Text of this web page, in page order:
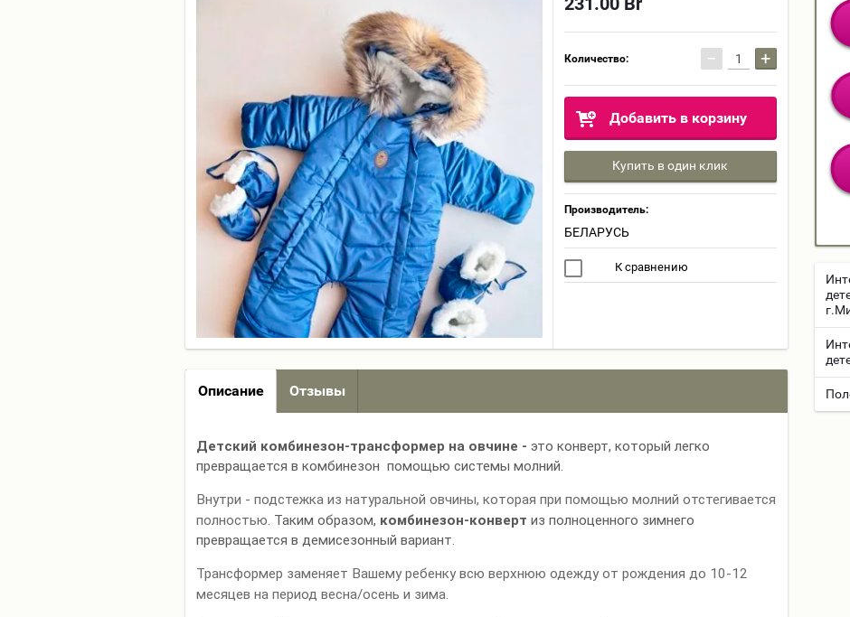
Количество: − +
Добавить в корзину
Купить в один клик
Производитель:
БЕЛАРУСЬ
К сравнению
Описание Отзывы
Детский комбинезон-трансформер на овчине - это конверт, который легко
превращается в комбинезон помощью системы молний.
Внутри - подстежка из натуральной овчины, которая при помощью молний отстегивается
полностью. Таким образом, комбинезон-конверт из полноценного зимнего
превращается в демисезонный вариант.
Трансформер заменяет Вашему ребенку всю верхнюю одежду от рождения до 10-12
месяцев на период весна/осень и зима.